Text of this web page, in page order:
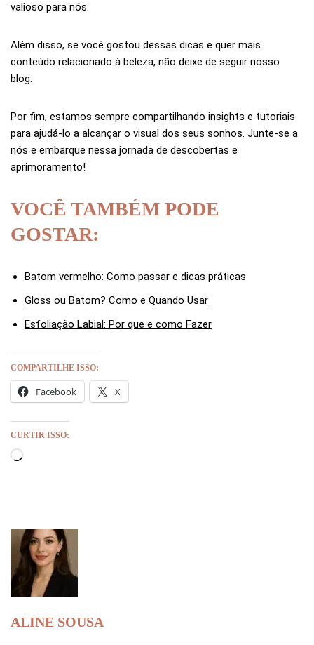
valioso para nós.
Além disso, se você gostou dessas dicas e quer mais
conteúdo relacionado à beleza, não deixe de seguir nosso
blog.
Por fim, estamos sempre compartilhando insights e tutoriais
para ajudá-lo a alcançar o visual dos seus sonhos. Junte-se a
nós e embarque nessa jornada de descobertas e
aprimoramento!
VOCÊ TAMBÉM PODE
GOSTAR:
Batom vermelho: Como passar e dicas práticas
Gloss ou Batom? Como e Quando Usar
Esfoliação Labial: Por que e como Fazer
COMPARTILHE ISSO:
Facebook X
CURTIR ISSO:
ALINE SOUSA